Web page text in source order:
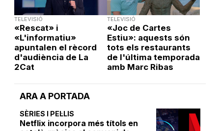
ARA A PORTADA
SÈRIES I PEL·LIS
Netflix incorpora més títols en
TELEVISIÓ
«Rescat» i
«L'informatiu»
apuntalen el rècord
d'audiència de La
2Cat
TELEVISIÓ
«Joc de Cartes
Estiu»: aquests són
tots els restaurants
de l'última temporada
amb Marc Ribas